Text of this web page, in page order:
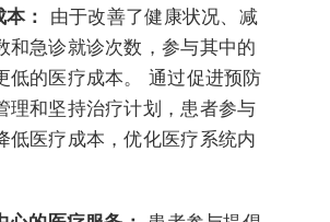
： 由于改善了健康状况、减
和急诊就诊次数，参与其中的
低的医疗成本。 通过促进预防
理和坚持治疗计划，患者参与
低医疗成本，优化医疗系统内